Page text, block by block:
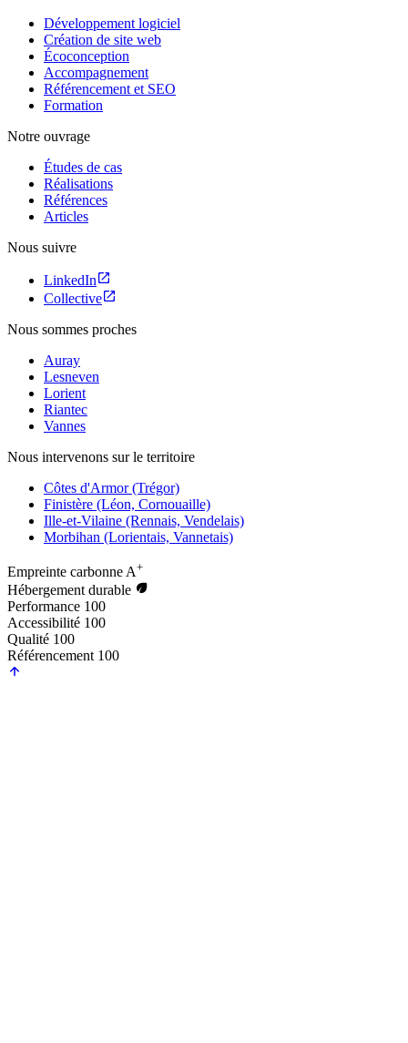
Développement logiciel
Création de site web
Écoconception
Accompagnement
Référencement et SEO
Formation
Notre ouvrage
Études de cas
Réalisations
Références
Articles
Nous suivre
LinkedIn
Collective
Nous sommes proches
Auray
Lesneven
Lorient
Riantec
Vannes
Nous intervenons sur le territoire
Côtes d'Armor (Trégor)
Finistère (Léon, Cornouaille)
Ille-et-Vilaine (Rennais, Vendelais)
Morbihan (Lorientais, Vannetais)
Empreinte carbonne A+
Hébergement durable
Performance 100
Accessibilité 100
Qualité 100
Référencement 100